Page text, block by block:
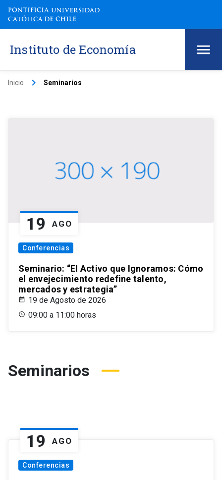
Instituto de Economía
Inicio keyboard_arrow_right Seminarios
19 AGO
Conferencias
Seminario: “El Activo que Ignoramos: Cómo
el envejecimiento redefine talento,
mercados y estrategia”
19 de Agosto de 2026
09:00 a 11:00 horas
Seminarios
19 AGO
Conferencias